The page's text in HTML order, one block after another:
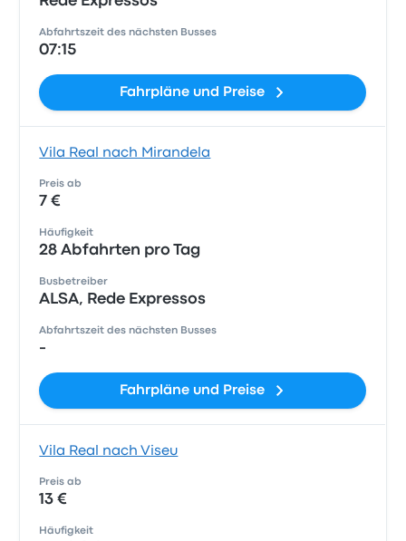
Abfahrtszeit des nächsten Busses
07:15
Fahrpläne und Preise
Vila Real nach Mirandela
Preis ab
7 €
Häufigkeit
28 Abfahrten pro Tag
Busbetreiber
ALSA, Rede Expressos
Abfahrtszeit des nächsten Busses
-
Fahrpläne und Preise
Vila Real nach Viseu
Preis ab
13 €
Häufigkeit